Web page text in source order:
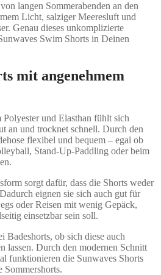
langen Sommerabenden an den
Licht, salziger Meeresluft und
Genau dieses unkomplizierte
Swim Shorts in Deinen
mit angenehmem
und Elasthan fühlt sich
an und trocknet schnell. Durch den
flexibel und bequem – egal ob
Stand-Up-Paddling oder beim
sorgt dafür, dass die Shorts weder
eignen sie sich auch gut für
oder Reisen mit wenig Gepäck,
einsetzbar sein soll.
Badeshorts, ob sich diese auch
lassen. Durch den modernen Schnitt
funktionieren die Sunwaves Shorts
Sommershorts.